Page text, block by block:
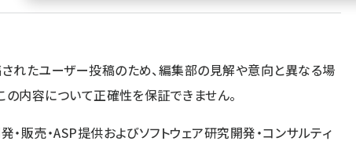
れたユーザー投稿のため、編集部の見解や意向と異なる場
の内容について正確性を保証できません。
販売・ASP提供およびソフトウェア研究開発・コンサルティ